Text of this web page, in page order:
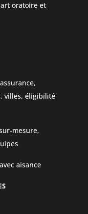
oratoire et
villes, éligibilité
mesure,
aisance